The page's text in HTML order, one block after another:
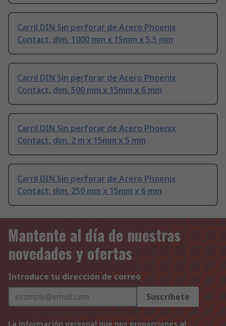
Carril DIN Sin perforar de Acero Phoenix
Contact, dim. 1000 mm x 15mm x 5.5 mm
Carril DIN Sin perforar de Acero Phoenix
Contact, dim. 500 mm x 15mm x 6 mm
Carril DIN Sin perforar de Acero Phoenix
Contact, dim. 2 m x 15mm x 5 mm
Carril DIN Sin perforar de Acero Phoenix
Contact, dim. 250 mm x 15mm x 6 mm
Mantente al día de nuestras
novedades y ofertas
Introduce tu dirección de correo
Suscríbete
La información personal que nos proporciones al